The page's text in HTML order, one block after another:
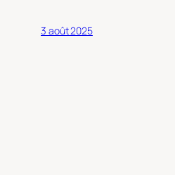
3 août 2025